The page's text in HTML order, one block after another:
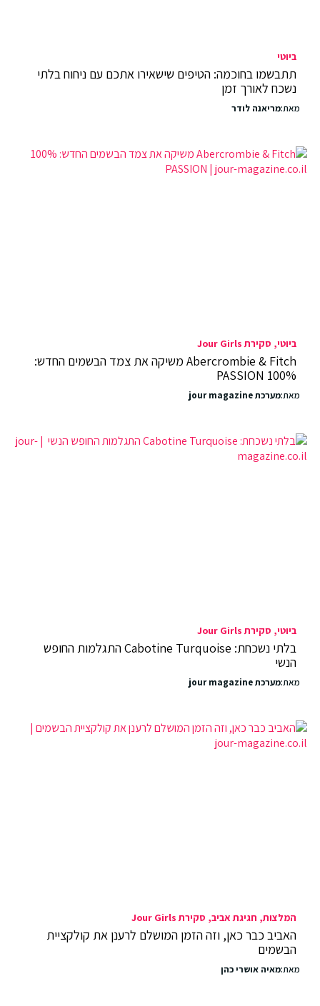
ביוטי
תתבשמו בחוכמה: הטיפים שישאירו אתכם עם ניחוח בלתי
נשכח לאורך זמן
מאת:מריאנה לודר
ביוטי סקירת Jour Girls
Abercrombie & Fitch משיקה את צמד הבשמים החדש:
100% PASSION
מאת:מערכת jour magazine
ביוטי סקירת Jour Girls
בלתי נשכחת: Cabotine Turquoise התגלמות החופש
הנשי
מאת:מערכת jour magazine
המלצות חגיגת אביב סקירת Jour Girls
האביב כבר כאן, וזה הזמן המושלם לרענן את קולקציית
הבשמים
מאת:מאיה אושרי כהן